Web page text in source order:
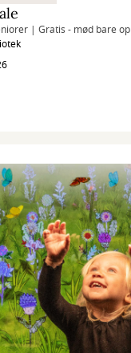
| Gratis - mød bare op